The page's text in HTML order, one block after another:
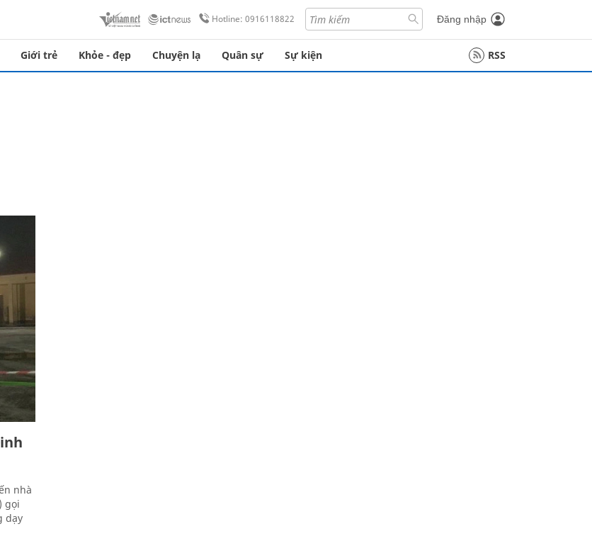
Hotline: 0916118822 Đăng nhập
Giới trẻ Khỏe - đẹp Chuyện lạ Quân sự Sự kiện RSS
nhà
gọi
dạy